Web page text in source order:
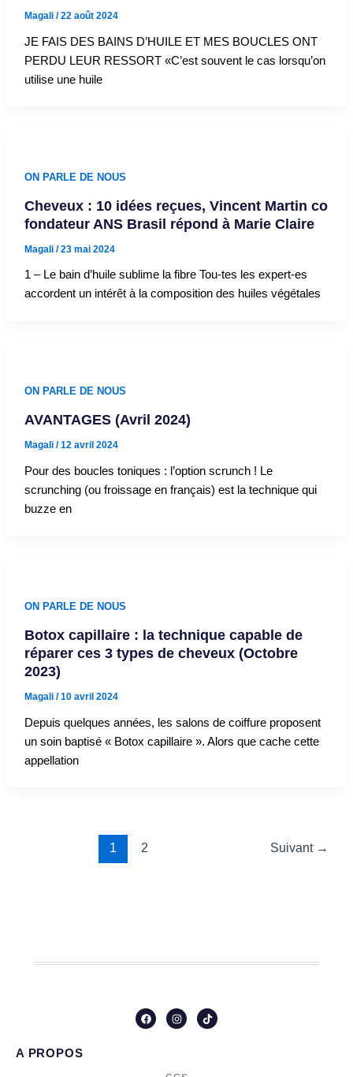
Magali /22 août 2024
JE FAIS DES BAINS D’HUILE ET MES BOUCLES ONT
PERDU LEUR RESSORT «C’est souvent le cas lorsqu’on
utilise une huile
ON PARLE DE NOUS
Cheveux : 10 idées reçues, Vincent Martin co
fondateur ANS Brasil répond à Marie Claire
Magali /23 mai 2024
1 – Le bain d’huile sublime la fibre Tou-tes les expert-es
accordent un intérêt à la composition des huiles végétales
ON PARLE DE NOUS
AVANTAGES (Avril 2024)
Magali /12 avril 2024
Pour des boucles toniques : l’option scrunch ! Le
scrunching (ou froissage en français) est la technique qui
buzze en
ON PARLE DE NOUS
Botox capillaire : la technique capable de
réparer ces 3 types de cheveux (Octobre
2023)
Magali /10 avril 2024
Depuis quelques années, les salons de coiffure proposent
un soin baptisé « Botox capillaire ». Alors que cache cette
appellation
1 2 Suivant →
F
a
I
n
r
T
i
A PROPOS